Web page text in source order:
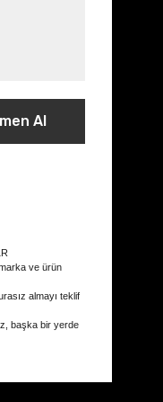
Al
ve ürün
almayı teklif
başka bir yerde